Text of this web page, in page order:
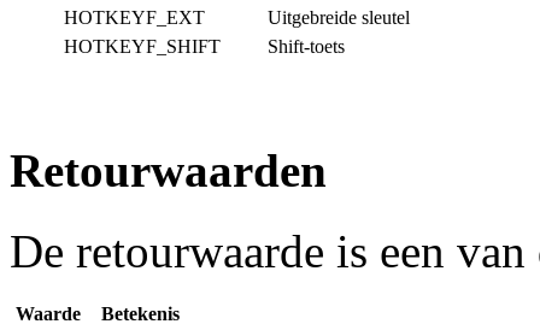
HOTKEYF_EXT
Uitgebreide sleutel
HOTKEYF_SHIFT
Shift-toets
Retourwaarden
De retourwaarde is een
Waarde
Betekenis